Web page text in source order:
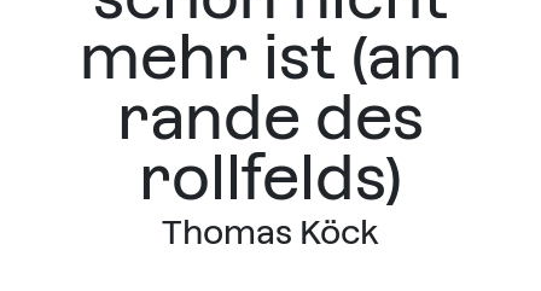
mehr ist (am
rande des
rollfelds)
Thomas Köck